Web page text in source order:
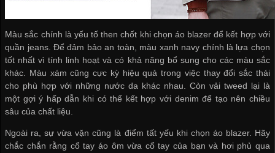
Màu sắc chính là yếu tố then chốt khi chọn áo blazer để kết hợp với
quần jeans. Để đảm bảo an toàn, màu xanh navy chính là lựa chọn
tốt nhất vì tính linh hoạt và có khả năng bổ sung cho các màu sắc
khác. Màu xám cũng cực kỳ hiệu quả trong việc thay đổi sắc thái
cho phù hợp với những nước da khác nhau. Còn vải tweed lại là
một gợi ý hấp dẫn khi có thể kết hợp với denim để tạo nên chiều
sâu của chất liệu.
Ngoài ra, sự vừa vặn cũng là điểm tất yếu khi chọn áo blazer. Hãy
chắc chắn rằng cổ tay áo ôm vừa cổ tay của bạn và hơi phủ qua